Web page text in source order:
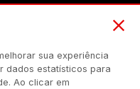
sua experiência
dados estatísticos para
Ao clicar em